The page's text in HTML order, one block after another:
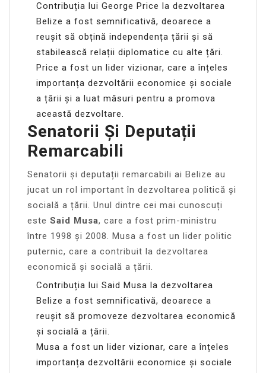
Contribuția lui George Price la dezvoltarea
Belize a fost semnificativă, deoarece a
reușit să obțină independența țării și să
stabilească relații diplomatice cu alte țări.
Price a fost un lider vizionar, care a înțeles
importanța dezvoltării economice și sociale
a țării și a luat măsuri pentru a promova
această dezvoltare.
Senatorii Și Deputații
Remarcabili
Senatorii și deputații remarcabili ai Belize au
jucat un rol important în dezvoltarea politică și
socială a țării. Unul dintre cei mai cunoscuți
este Said Musa, care a fost prim-ministru
între 1998 și 2008. Musa a fost un lider politic
puternic, care a contribuit la dezvoltarea
economică și socială a țării.
Contribuția lui Said Musa la dezvoltarea
Belize a fost semnificativă, deoarece a
reușit să promoveze dezvoltarea economică
și socială a țării.
Musa a fost un lider vizionar, care a înțeles
importanța dezvoltării economice și sociale